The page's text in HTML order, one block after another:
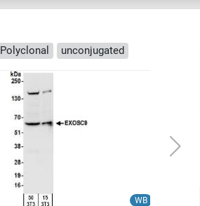
Polyclonal unconjugated
WB